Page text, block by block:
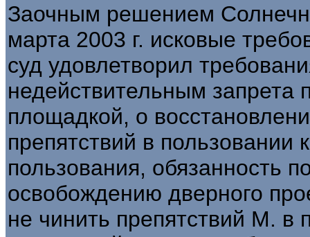
Заочным решением
марта 2003 г. исковые
суд удовлетворил
недействительным запрета
площадкой, о
препятствий в
пользования, обязанность
освобождению дверного
не чинить препятствий М. в